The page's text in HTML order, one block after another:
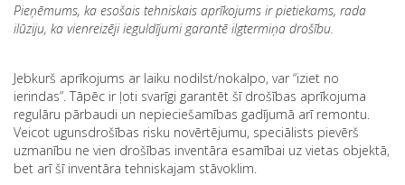
Pieņēmums, ka esošais tehniskais aprīkojums ir pietiekams, rada
ilūziju, ka vienreizēji ieguldījumi garantē ilgtermiņa drošību.
Jebkurš aprīkojums ar laiku nodilst/nokalpo, var “iziet no
ierindas”. Tāpēc ir ļoti svarīgi garantēt šī drošības aprīkojuma
regulāru pārbaudi un nepieciešamības gadījumā arī remontu.
Veicot ugunsdrošības risku novērtējumu, speciālists pievērš
uzmanību ne vien drošības inventāra esamībai uz vietas objektā,
bet arī šī inventāra tehniskajam stāvoklim.